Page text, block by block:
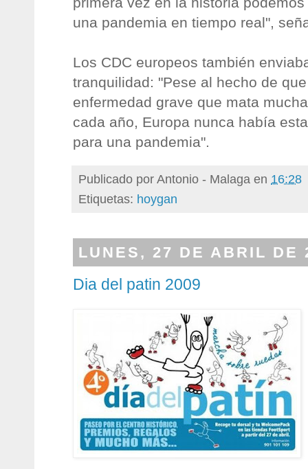
una pandemia en tiempo real",
Los CDC europeos también
tranquilidad: "Pese al hecho de
enfermedad grave que mata
cada año, Europa nunca había
para una pandemia".
Publicado porAntonio - Malaga en 16:28
Etiquetas: hoygan
LUNES, 27 DE ABRIL DE
Dia del patin 2009